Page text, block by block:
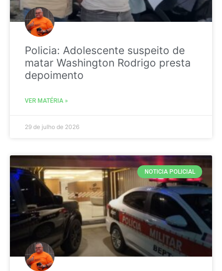
Policia: Adolescente suspeito de
matar Washington Rodrigo presta
depoimento
VER MATÉRIA »
29 de julho de 2026
NOTICIA POLICIAL